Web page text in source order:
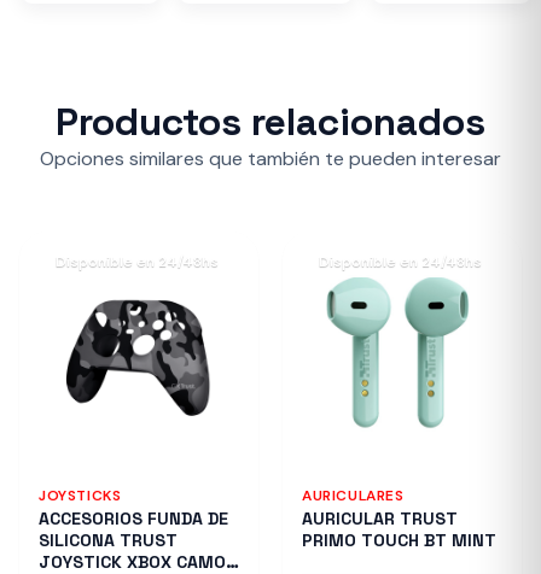
Productos relacionados
Opciones similares que también te pueden interesar
Disponible en 24/48hs
JOYSTICKS
ACCESORIOS FUNDA DE
SILICONA TRUST
JOYSTICK XBOX CAMO
Disponible en 24/48hs
AURICULARES
AURICULAR TRUST
PRIMO TOUCH BT MINT